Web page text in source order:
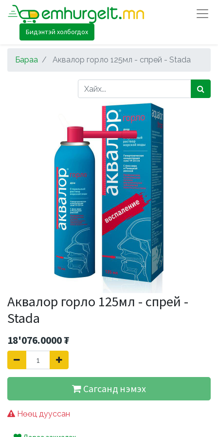
Бидэнтэй холбогдох
Бараа Аквалор горло 125мл - спрей - Stada
Аквалор горло 125мл - спрей -
Stada
18'076.0000₮
Сагсанд нэмэх
Нөөц дууссан